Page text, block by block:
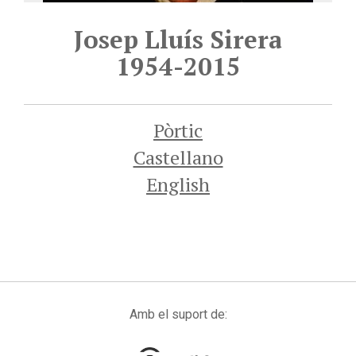
Josep Lluís Sirera
1954-2015
Pòrtic
Castellano
English
Amb el suport de: